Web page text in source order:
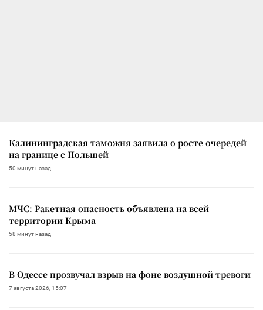
Калининградская таможня заявила о росте очередей
на границе с Польшей
50 минут назад
МЧС: Ракетная опасность объявлена на всей
территории Крыма
58 минут назад
В Одессе прозвучал взрыв на фоне воздушной тревоги
7 августа 2026, 15:07